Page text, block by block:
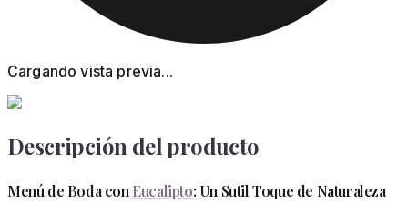
Cargando vista previa...
Descripción del producto
Menú de Boda con Eucalipto: Un Sutil Toque de Naturaleza